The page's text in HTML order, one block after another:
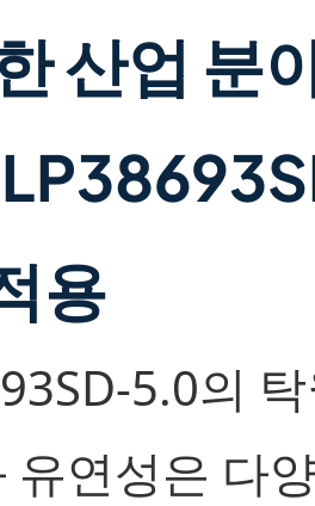
산업 분
용
5.0의
유연성은 다